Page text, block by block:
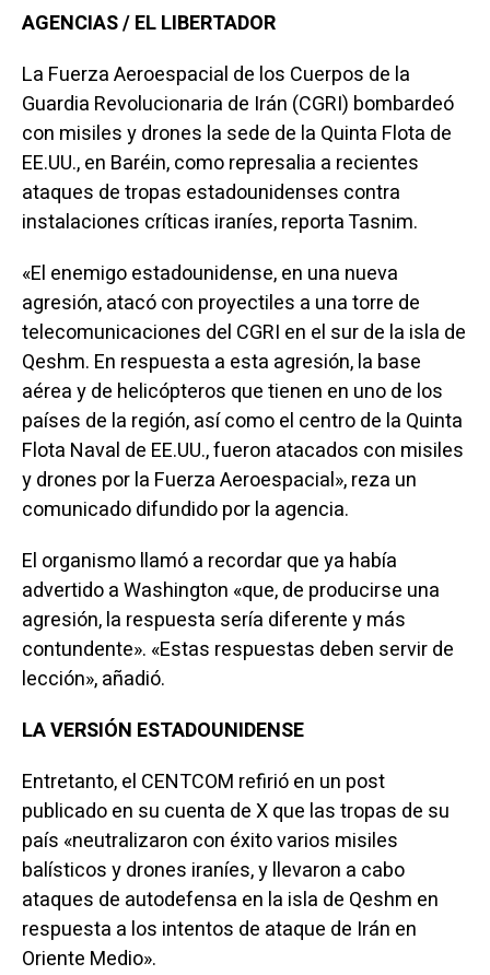
AGENCIAS / EL LIBERTADOR
La Fuerza Aeroespacial de los Cuerpos de la
Guardia Revolucionaria de Irán (CGRI) bombardeó
con misiles y drones la sede de la Quinta Flota de
EE.UU., en Baréin, como represalia a recientes
ataques de tropas estadounidenses contra
instalaciones críticas iraníes, reporta Tasnim.
«El enemigo estadounidense, en una nueva
agresión, atacó con proyectiles a una torre de
telecomunicaciones del CGRI en el sur de la isla de
Qeshm. En respuesta a esta agresión, la base
aérea y de helicópteros que tienen en uno de los
países de la región, así como el centro de la Quinta
Flota Naval de EE.UU., fueron atacados con misiles
y drones por la Fuerza Aeroespacial», reza un
comunicado difundido por la agencia.
El organismo llamó a recordar que ya había
advertido a Washington «que, de producirse una
agresión, la respuesta sería diferente y más
contundente». «Estas respuestas deben servir de
lección», añadió.
LA VERSIÓN ESTADOUNIDENSE
Entretanto, el CENTCOM refirió en un post
publicado en su cuenta de X que las tropas de su
país «neutralizaron con éxito varios misiles
balísticos y drones iraníes, y llevaron a cabo
ataques de autodefensa en la isla de Qeshm en
respuesta a los intentos de ataque de Irán en
Oriente Medio».